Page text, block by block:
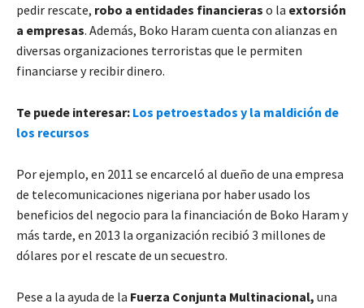
pedir rescate, robo a entidades financieras o la extorsión
a empresas. Además, Boko Haram cuenta con alianzas en
diversas organizaciones terroristas que le permiten
financiarse y recibir dinero.
Te puede interesar: Los petroestados y la maldición de
los recursos
Por ejemplo, en 2011 se encarceló al dueño de una empresa
de telecomunicaciones nigeriana por haber usado los
beneficios del negocio para la financiación de Boko Haram y
más tarde, en 2013 la organización recibió 3 millones de
dólares por el rescate de un secuestro.
Pese a la ayuda de la Fuerza Conjunta Multinacional, una